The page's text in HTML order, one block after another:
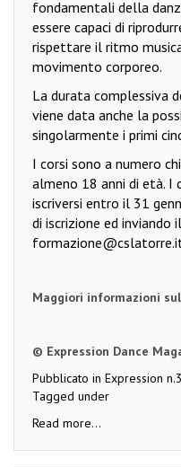
fondamentali della
essere capaci di
rispettare il ritmo
movimento corporeo.
La durata complessiva
viene data anche la
singolarmente i primi
I corsi sono a numero
almeno 18 anni di età. I
iscriversi entro il 31
di iscrizione ed inviando il
Maggiori informazioni
© Expression Dance
Pubblicato in Expression
Tagged under
Read more...